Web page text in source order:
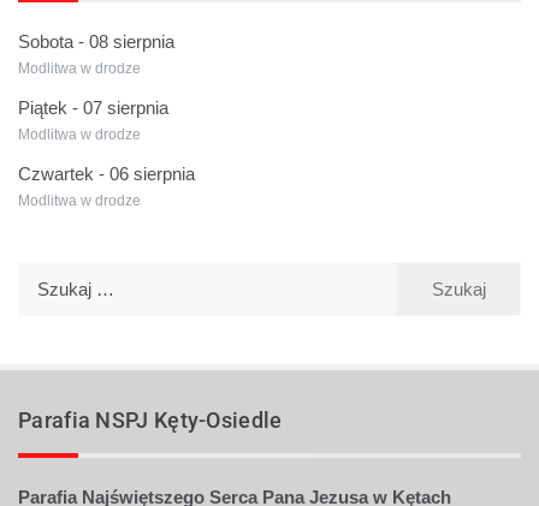
Sobota - 08 sierpnia
Modlitwa w drodze
Piątek - 07 sierpnia
Modlitwa w drodze
Czwartek - 06 sierpnia
Modlitwa w drodze
Parafia NSPJ Kęty-Osiedle
Parafia Najświętszego Serca Pana Jezusa w Kętach